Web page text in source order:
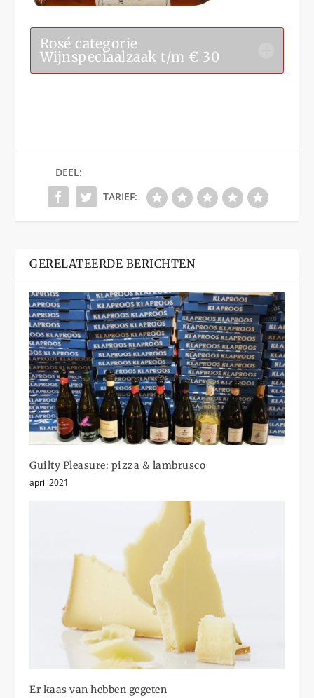
Rosé categorie
Wijnspeciaalzaak t/m € 30
DEEL:
TARIEF:
GERELATEERDE BERICHTEN
Guilty Pleasure: pizza & lambrusco
april 2021
Er kaas van hebben gegeten